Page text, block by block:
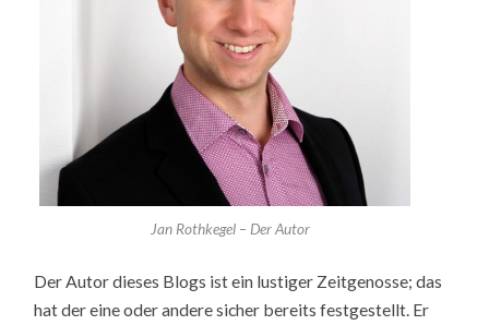
Jan Rothkegel – Der Autor
Der Autor dieses Blogs ist ein lustiger Zeitgenosse; das
hat der eine oder andere sicher bereits festgestellt. Er